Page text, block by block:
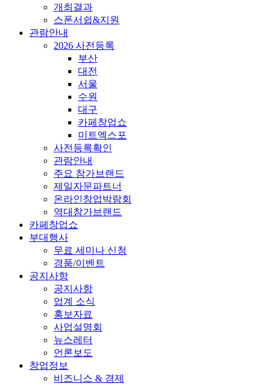
개최결과
스폰서쉽&지원
관람안내
2026 사전등록
부산
대전
서울
수원
대구
카페창업쇼
미트엑스포
사전등록확인
관람안내
주요 참가브랜드
제일자문파트너
온라인창업박람회
역대참가브랜드
카페창업쇼
부대행사
무료 세미나 신청
경품/이벤트
공지사항
공지사항
업계 소식
홍보자료
사업설명회
뉴스레터
언론보도
창업정보
비즈니스 & 경제